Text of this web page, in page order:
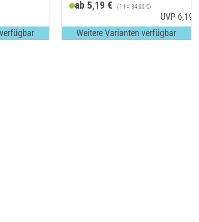
ab 5,19 € (1 l = 34,60 €)
UVP 6,19
Weitere Varianten verfügbar